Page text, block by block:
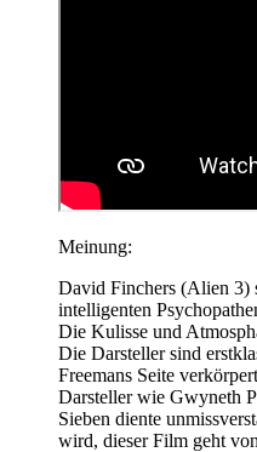
Meinung:
David Finchers (Alien 3)
intelligenten
Die Kulisse und
Die Darsteller sind
Freemans Seite
Darsteller wie Gwyneth
Sieben diente
wird, dieser Film geht